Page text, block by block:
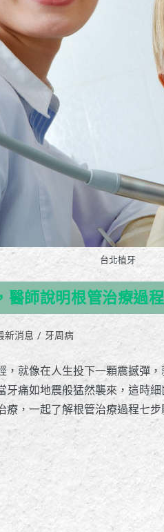
台北植牙
醫師說明根管治療過
新消息 / 牙周病
，就像在人生投下一顆震撼彈
牙痛如地震般猛然襲來，這時
，一起了解根管治療過程七步